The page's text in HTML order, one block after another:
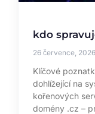
kdo
26 července, 2026
Klíčové
dohlížející na
kořenových
domény .cz –